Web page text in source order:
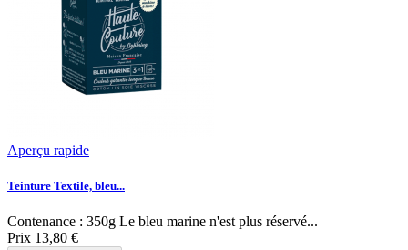
Aperçu rapide
Teinture Textile, bleu...
Contenance : 350g Le bleu marine n'est plus réservé...
Prix 13,80 €